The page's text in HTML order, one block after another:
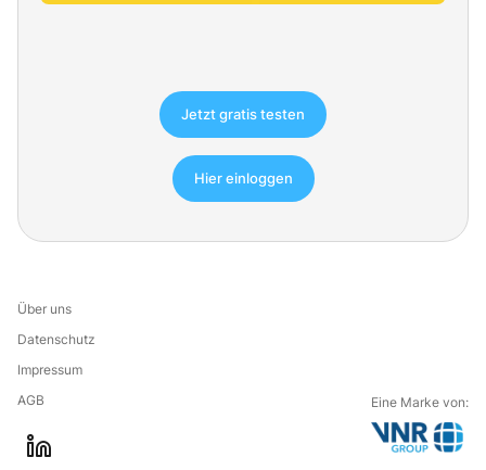
Jetzt gratis testen
Hier einloggen
Über uns
Datenschutz
Impressum
AGB
Eine Marke von: